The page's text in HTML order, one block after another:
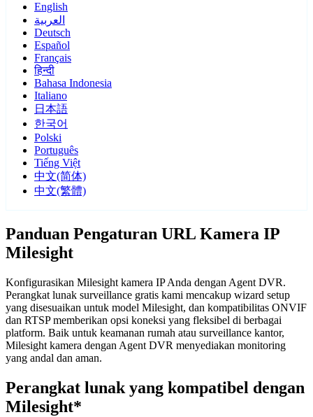
English
العربية
Deutsch
Español
Français
हिन्दी
Bahasa Indonesia
Italiano
日本語
한국어
Polski
Português
Tiếng Việt
中文(简体)
中文(繁體)
Panduan Pengaturan URL Kamera IP
Milesight
Konfigurasikan Milesight kamera IP Anda dengan Agent DVR.
Perangkat lunak surveillance gratis kami mencakup wizard setup
yang disesuaikan untuk model Milesight, dan kompatibilitas ONVIF
dan RTSP memberikan opsi koneksi yang fleksibel di berbagai
platform. Baik untuk keamanan rumah atau surveillance kantor,
Milesight kamera dengan Agent DVR menyediakan monitoring
yang andal dan aman.
Perangkat lunak yang kompatibel dengan
Milesight*